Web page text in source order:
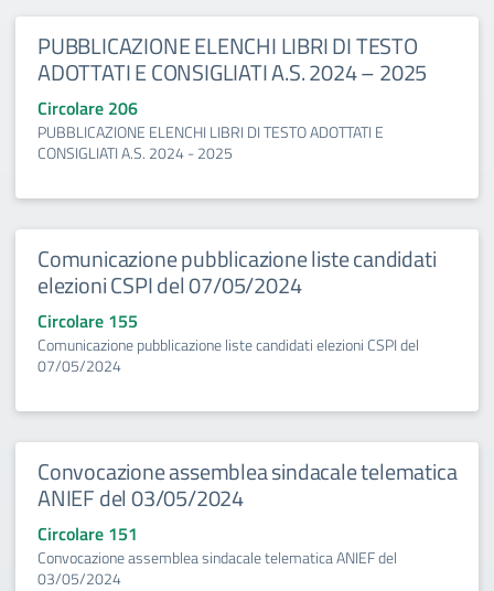
PUBBLICAZIONE ELENCHI LIBRI DI TESTO
ADOTTATI E CONSIGLIATI A.S. 2024 – 2025
Circolare 206
PUBBLICAZIONE ELENCHI LIBRI DI TESTO ADOTTATI E
CONSIGLIATI A.S. 2024 - 2025
Comunicazione pubblicazione liste candidati
elezioni CSPI del 07/05/2024
Circolare 155
Comunicazione pubblicazione liste candidati elezioni CSPI del
07/05/2024
Convocazione assemblea sindacale telematica
ANIEF del 03/05/2024
Circolare 151
Convocazione assemblea sindacale telematica ANIEF del
03/05/2024